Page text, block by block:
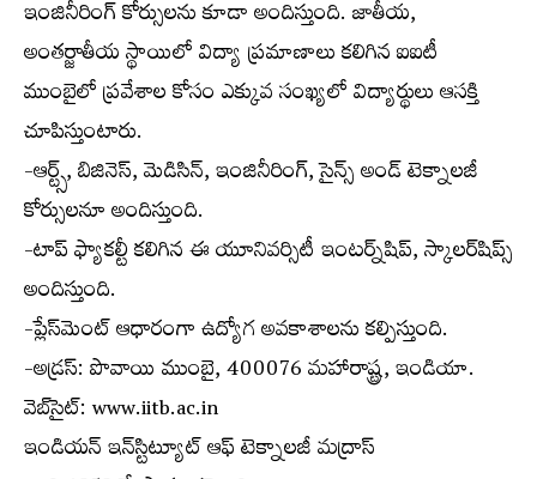
ఇంజినీరింగ్ కోర్సులను కూడా అందిస్తుంది. జాతీయ,
అంతర్జాతీయ స్థాయిలో విద్యా ప్రమాణాలు కలిగిన ఐఐటీ
ముంబైలో ప్రవేశాల కోసం ఎక్కువ సంఖ్యలో విద్యార్థులు ఆసక్తి
చూపిస్తుంటారు.
-ఆర్ట్స్, బిజినెస్, మెడిసిన్, ఇంజినీరింగ్, సైన్స్ అండ్ టెక్నాలజీ
కోర్సులనూ అందిస్తుంది.
-టాప్ ఫ్యాకల్టీ కలిగిన ఈ యూనివర్సిటీ ఇంటర్న్‌షిప్, స్కాలర్‌షిప్స్
అందిస్తుంది.
-ప్లేస్‌మెంట్ ఆధారంగా ఉద్యోగ అవకాశాలను కల్పిస్తుంది.
-అడ్రస్: పొవాయి ముంబై, 400076 మహారాష్ట్ర, ఇండియా.
వెబ్‌సైట్: www.iitb.ac.in
ఇండియన్ ఇన్‌స్టిట్యూట్ ఆఫ్ టెక్నాలజీ మద్రాస్